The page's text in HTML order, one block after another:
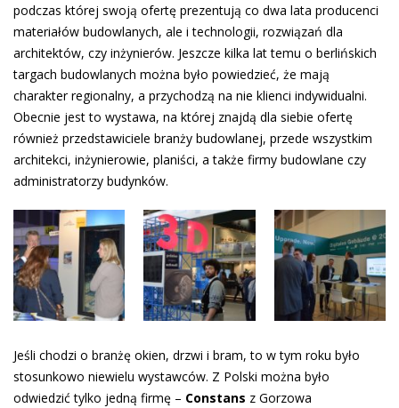
podczas której swoją ofertę prezentują co dwa lata producenci
materiałów budowlanych, ale i technologii, rozwiązań dla
architektów, czy inżynierów. Jeszcze kilka lat temu o berlińskich
targach budowlanych można było powiedzieć, że mają
charakter regionalny, a przychodzą na nie klienci indywidualni.
Obecnie jest to wystawa, na której znajdą dla siebie ofertę
również przedstawiciele branży budowlanej, przede wszystkim
architekci, inżynierowie, planiści, a także firmy budowlane czy
administratorzy budynków.
Jeśli chodzi o branżę okien, drzwi i bram, to w tym roku było
stosunkowo niewielu wystawców. Z Polski można było
odwiedzić tylko jedną firmę – Constans z Gorzowa